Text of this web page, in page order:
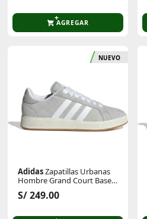
AGREGAR
NUEVO
AdidasZapatillas Urbanas
Hombre Grand Court Base
00s
S/ 249.00